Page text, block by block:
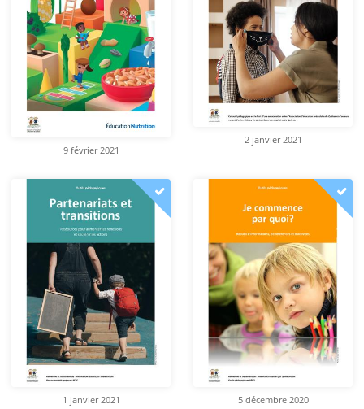
9 février 2021
2 janvier 2021
1 janvier 2021 5 décembre 2020